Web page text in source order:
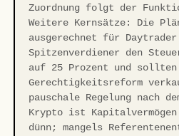
Zuordnung folgt der
Weitere Kernsätze: Die
ausgerechnet für Daytrader
Spitzenverdiener den
auf 25 Prozent und
Gerechtigkeitsreform
pauschale Regelung nach
Krypto ist
dünn; mangels